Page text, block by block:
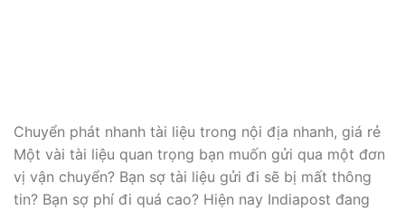
Chuyển phát nhanh tài liệu trong nội địa nhanh, giá rẻ
Một vài tài liệu quan trọng bạn muốn gửi qua một đơn
vị vận chuyển? Bạn sợ tài liệu gửi đi sẽ bị mất thông
tin? Bạn sợ phí đi quá cao? Hiện nay Indiapost đang